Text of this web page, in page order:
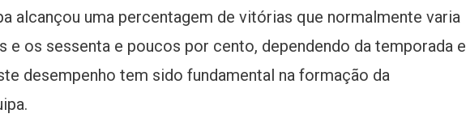
alcançou uma percentagem de vitórias que normalmente varia
e os sessenta e poucos por cento, dependendo da temporada e
desempenho tem sido fundamental na formação da